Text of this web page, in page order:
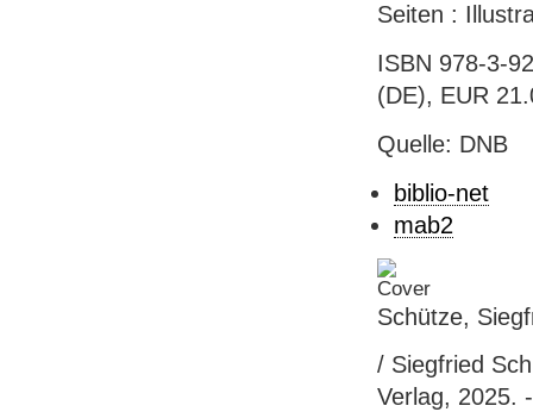
Seiten :
ISBN 978-3-
(DE), EUR
Quelle: DNB
biblio-net
mab2
Schütze,
/ Siegfried
Verlag, 2025.